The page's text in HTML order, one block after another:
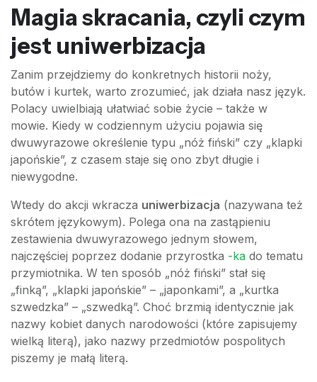
Magia skracania, czyli czym
jest uniwerbizacja
Zanim przejdziemy do konkretnych historii noży,
butów i kurtek, warto zrozumieć, jak działa nasz język.
Polacy uwielbiają ułatwiać sobie życie – także w
mowie. Kiedy w codziennym użyciu pojawia się
dwuwyrazowe określenie typu „nóż fiński” czy „klapki
japońskie”, z czasem staje się ono zbyt długie i
niewygodne.
Wtedy do akcji wkracza uniwerbizacja (nazywana też
skrótem językowym). Polega ona na zastąpieniu
zestawienia dwuwyrazowego jednym słowem,
najczęściej poprzez dodanie przyrostka -ka do tematu
przymiotnika. W ten sposób „nóż fiński” stał się
„finką”, „klapki japońskie” – „japonkami”, a „kurtka
szwedzka” – „szwedką”. Choć brzmią identycznie jak
nazwy kobiet danych narodowości (które zapisujemy
wielką literą), jako nazwy przedmiotów pospolitych
piszemy je małą literą.